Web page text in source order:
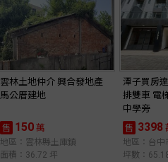
雲林土地仲介 興合發地產
馬公厝建地
售 150 萬
地區：雲林縣土庫鎮
面積：36.72 坪
潭子買房
排雙車 電
中學旁
售 3398
地區：台中
坪數：